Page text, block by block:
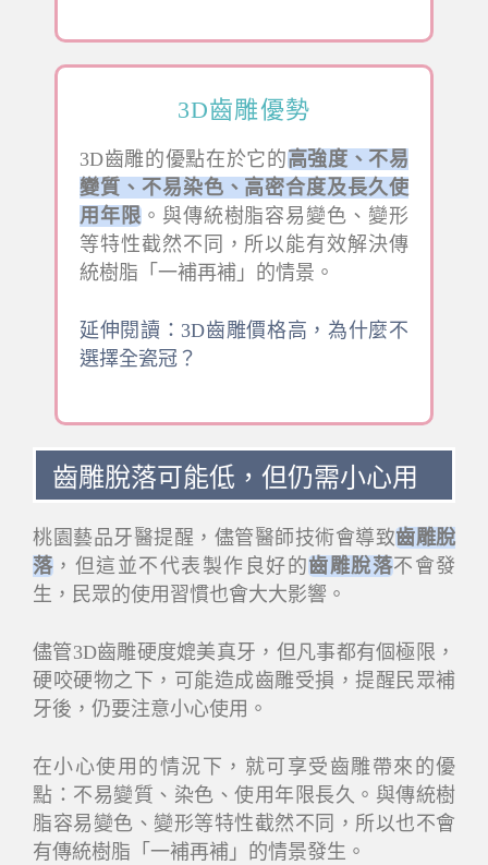
3D齒雕優勢
3D齒雕的優點在於它的高強度、不易
變質、不易染色、高密合度及長久使
用年限。與傳統樹脂容易變色、變形
等特性截然不同，所以能有效解決傳
統樹脂「一補再補」的情景。
延伸閱讀：3D齒雕價格高，為什麼不
選擇全瓷冠？
齒雕脫落可能低，但仍需小心用
桃園藝品牙醫提醒，儘管醫師技術會導致齒雕脫
落 ，但這並不代表製作良好的齒雕脫落不會發
生，民眾的使用習慣也會大大影響。
儘管3D齒雕硬度媲美真牙，但凡事都有個極限，
硬咬硬物之下，可能造成齒雕受損，提醒民眾補
牙後，仍要注意小心使用。
在小心使用的情況下，就可享受齒雕帶來的優
點：不易變質、染色、使用年限長久。與傳統樹
脂容易變色、變形等特性截然不同，所以也不會
有傳統樹脂「一補再補」的情景發生。